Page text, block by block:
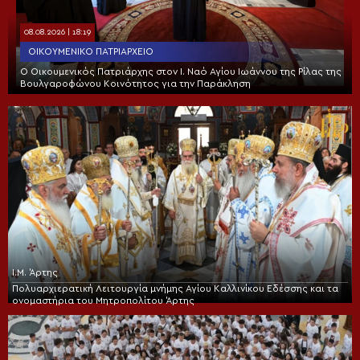
08.08.2026 | 18:19
ΟΙΚΟΥΜΕΝΙΚΌ ΠΑΤΡΙΑΡΧΕΊΟ
Ο Οικουμενικός Πατριάρχης στον I. Ναό Αγίου Ιωάννου της Ρίλας της
Βουλγαροφώνου Κοινότητος για την Παράκληση
Ι.Μ. Άρτης
Πολυαρχιερατική Λειτουργία μνήμης Αγίου Καλλινίκου Εδέσσης και τα
ονομαστήρια του Μητροπολίτου Άρτης